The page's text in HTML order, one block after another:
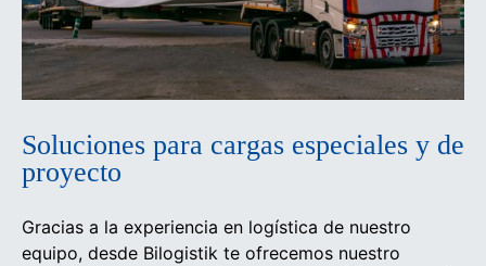
Soluciones para cargas especiales y de
proyecto
Gracias a la experiencia en logística de nuestro
equipo, desde Bilogistik te ofrecemos nuestro